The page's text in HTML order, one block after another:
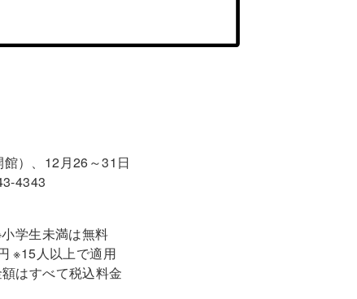
）、12月26～31日
4343
学生未満は無料
※15人以上で適用
はすべて税込料金